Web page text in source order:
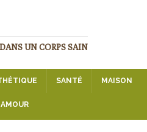
UN CORPS SAIN
SANTÉ MAISON
AMOUR